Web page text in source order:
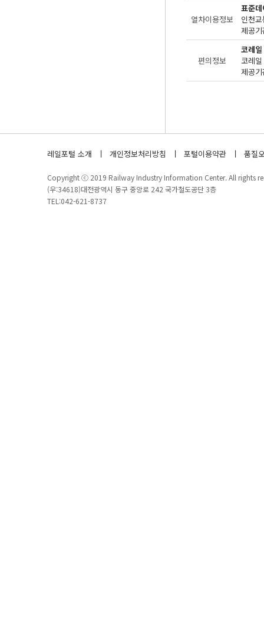
열차이용정보
표준
인천
제공
편의정보
코레
제공
레일포털 소개 개인정보처리방침 포털이용약관 품질
Copyright ⓒ 2019 Railway Industry Information Center. All rights
(우:34618)대전광역시 동구 중앙로 242 국가철도공단 3층
TEL:042-621-8737